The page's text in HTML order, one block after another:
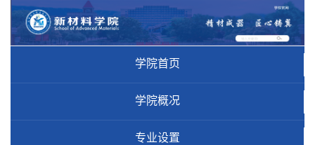
学院首页
学院概况
专业设置